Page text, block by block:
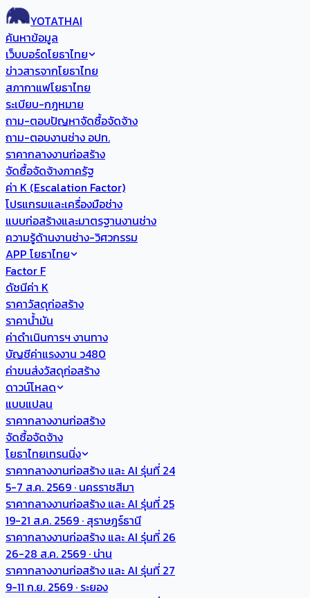
YOTATHAI
ค้นหาข้อมูล
เว็บบอร์ดโยธาไทย
ข่าวสารจากโยธาไทย
สภากาแฟโยธาไทย
ระเบียบ-กฎหมาย
ถาม-ตอบปัญหาจัดซื้อจัดจ้าง
ถาม-ตอบงานช่าง อปท.
ราคากลางงานก่อสร้าง
จัดซื้อจัดจ้างภาครัฐ
ค่า K (Escalation Factor)
โปรแกรมและเครื่องมือช่าง
แบบก่อสร้างและมาตรฐานงานช่าง
ความรู้ด้านงานช่าง-วิศวกรรม
APP โยธาไทย
Factor F
ดัชนีค่า K
ราคาวัสดุก่อสร้าง
ราคาน้ำมัน
ค่าดำเนินการฯ งานทาง
บัญชีค่าแรงงาน ว480
ค่าขนส่งวัสดุก่อสร้าง
ดาวน์โหลด
แบบแปลน
ราคากลางงานก่อสร้าง
จัดซื้อจัดจ้าง
โยธาไทยเทรนนิ่ง
ราคากลางงานก่อสร้าง และ AI รุ่นที่ 24
5-7 ส.ค. 2569 · นครราชสีมา
ราคากลางงานก่อสร้าง และ AI รุ่นที่ 25
19-21 ส.ค. 2569 · สุราษฎร์ธานี
ราคากลางงานก่อสร้าง และ AI รุ่นที่ 26
26-28 ส.ค. 2569 · น่าน
ราคากลางงานก่อสร้าง และ AI รุ่นที่ 27
9-11 ก.ย. 2569 · ระยอง